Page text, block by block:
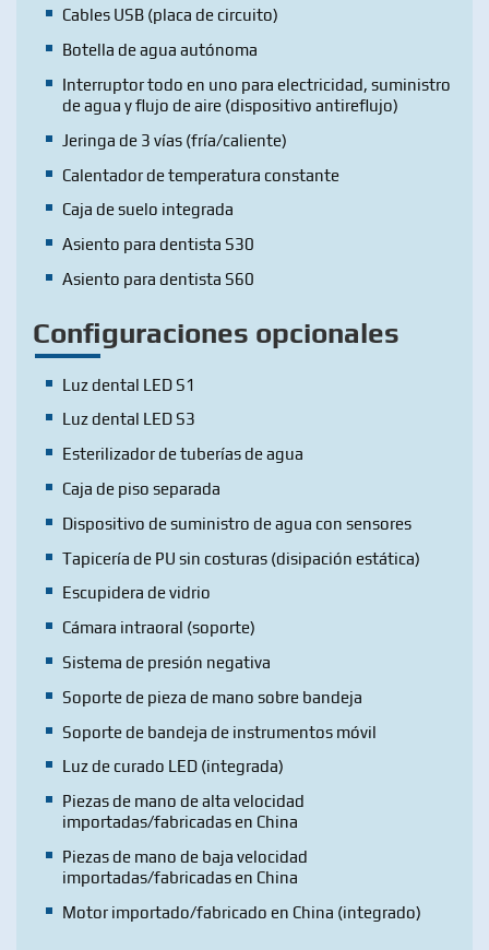
Cables USB (placa de circuito)
Botella de agua autónoma
Interruptor todo en uno para electricidad, suministro
de agua y flujo de aire (dispositivo antireflujo)
Jeringa de 3 vías (fría/caliente)
Calentador de temperatura constante
Caja de suelo integrada
Asiento para dentista S30
Asiento para dentista S60
Configuraciones opcionales
Luz dental LED S1
Luz dental LED S3
Esterilizador de tuberías de agua
Caja de piso separada
Dispositivo de suministro de agua con sensores
Tapicería de PU sin costuras (disipación estática)
Escupidera de vidrio
Cámara intraoral (soporte)
Sistema de presión negativa
Soporte de pieza de mano sobre bandeja
Soporte de bandeja de instrumentos móvil
Luz de curado LED (integrada)
Piezas de mano de alta velocidad
importadas/fabricadas en China
Piezas de mano de baja velocidad
importadas/fabricadas en China
Motor importado/fabricado en China (integrado)